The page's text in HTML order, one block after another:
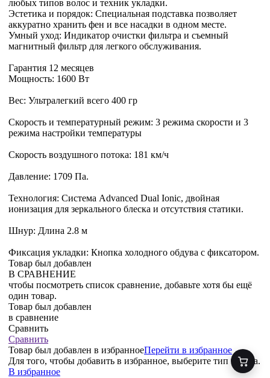
любых типов волос и техник укладки.
Эстетика и порядок: Специальная подставка позволяет
аккуратно хранить фен и все насадки в одном месте.
Умный уход: Индикатор очистки фильтра и съемный
магнитный фильтр для легкого обслуживания.
Гарантия 12 месяцев
Мощность: 1600 Вт
Вес: Ультралегкий всего 400 гр
Скорость и температурный режим: 3 режима скорости и 3
режима настройки температуры
Скорость воздушного потока: 181 км/ч
Давление: 1709 Па.
Технология: Система Advanced Dual Ionic, двойная
ионизация для зеркального блеска и отсутствия статики.
Шнур: Длина 2.8 м
Фиксация укладки: Кнопка холодного обдува с фиксатором.
Товар был добавлен
В СРАВНЕНИЕ
чтобы посмотреть список сравнение, добавьте хотя бы ещё
один товар.
Товар был добавлен
в сравнение
Сравнить
Сравнить
Товар был добавлен в избранноеПерейти в избранное
Для того, чтобы добавить в избранное, выберите тип товара.
В избранное